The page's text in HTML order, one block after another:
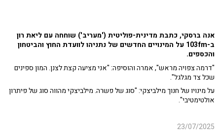
אנה ברסקי, כתבת מדינית-פוליטית ('מעריב') שוחחה עם ליאת רון
ב-103fm על המינויים החדשים של נתניהו לוועדת החוץ והביטחון
והכספים.
"דרמה צפויה מראש", אמרה והוסיפה: "אני מציעה קצת לצנן. המון ספינים
שכל צד מגלגל".
על מינויו של חנוך מילביצקי: "סוג של פשרה. מילביצקי מהווה סוג של פיתרון
אולטימטיבי".
23/07/2025